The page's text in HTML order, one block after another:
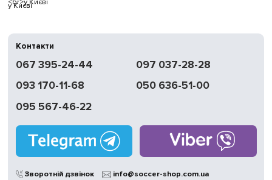
у Києві
Контакти
067 395-24-44
097 037-28-28
093 170-11-68
050 636-51-00
095 567-46-22
Зворотній дзвінок
info@soccer-shop.com.ua